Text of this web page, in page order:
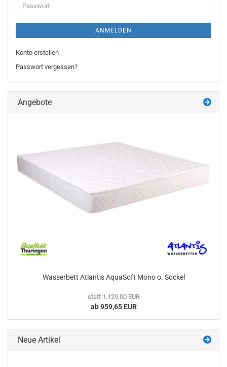
Passwort
ANMELDEN
Konto erstellen
Passwort vergessen?
Angebote
Wasserbett Atlantis AquaSoft Mono o. Sockel
statt 1.129,00 EUR
ab 959,65 EUR
Neue Artikel